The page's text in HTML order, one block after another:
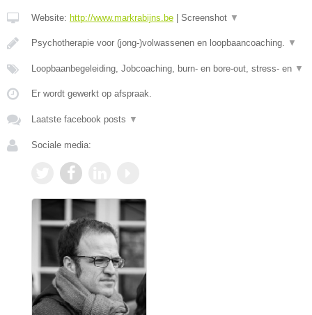
Website: http://www.markrabijns.be Screenshot ▼
Psychotherapie voor (jong-)volwassenen en loopbaancoaching. ▼
Loopbaanbegeleiding, Jobcoaching, burn- en bore-out, stress- en ▼
Er wordt gewerkt op afspraak.
Laatste facebook posts ▼
Sociale media: